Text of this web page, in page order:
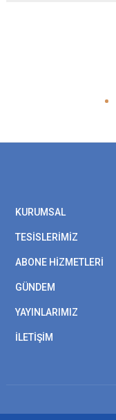
KURUMSAL
TESİSLERİMİZ
ABONE HİZMETLERİ
GÜNDEM
YAYINLARIMIZ
İLETİŞİM